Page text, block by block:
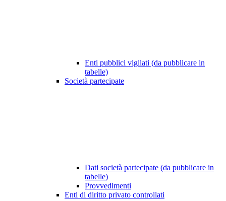
Enti pubblici vigilati (da pubblicare in
tabelle)
Società partecipate
Dati società partecipate (da pubblicare in
tabelle)
Provvedimenti
Enti di diritto privato controllati